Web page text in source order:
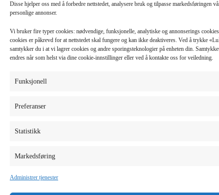
Disse hjelper oss med å forbedre nettstedet, analysere bruk og tilpasse markedsføringen
personlige annonser.
Vi bruker fire typer cookies: nødvendige, funksjonelle, analytiske og annonserings
cookies er påkrevd for at nettstedet skal fungere og kan ikke deaktiveres. Ved å trykke
samtykker du i at vi lagrer cookies og andre sporingsteknologier på enheten din.
endres når som helst via dine cookie-innstillinger eller ved å kontakte oss for veiledning.
Funksjonell
Preferanser
Statistikk
Markedsføring
Administrer tjenester